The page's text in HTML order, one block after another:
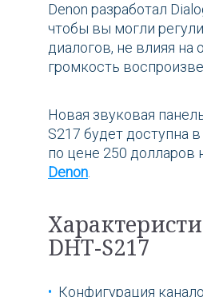
Denon разработал
чтобы вы могли
диалогов, не влияя
громкость
Новая звуковая
S217 будет доступна
по цене 250 долларов
Denon
DHT-S217
Конфигурация